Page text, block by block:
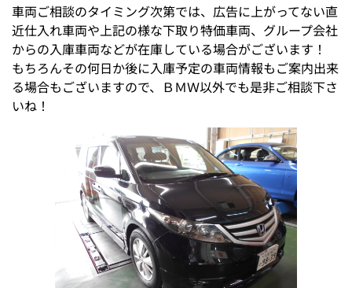
車両ご相談のタイミング次第では、広告に上がってない直
近仕入れ車両や上記の様な下取り特価車両、グループ会社
からの入庫車両などが在庫している場合がございます！
もちろんその何日か後に入庫予定の車両情報もご案内出来
る場合もございますので、ＢＭＷ以外でも是非ご相談下さ
いね！